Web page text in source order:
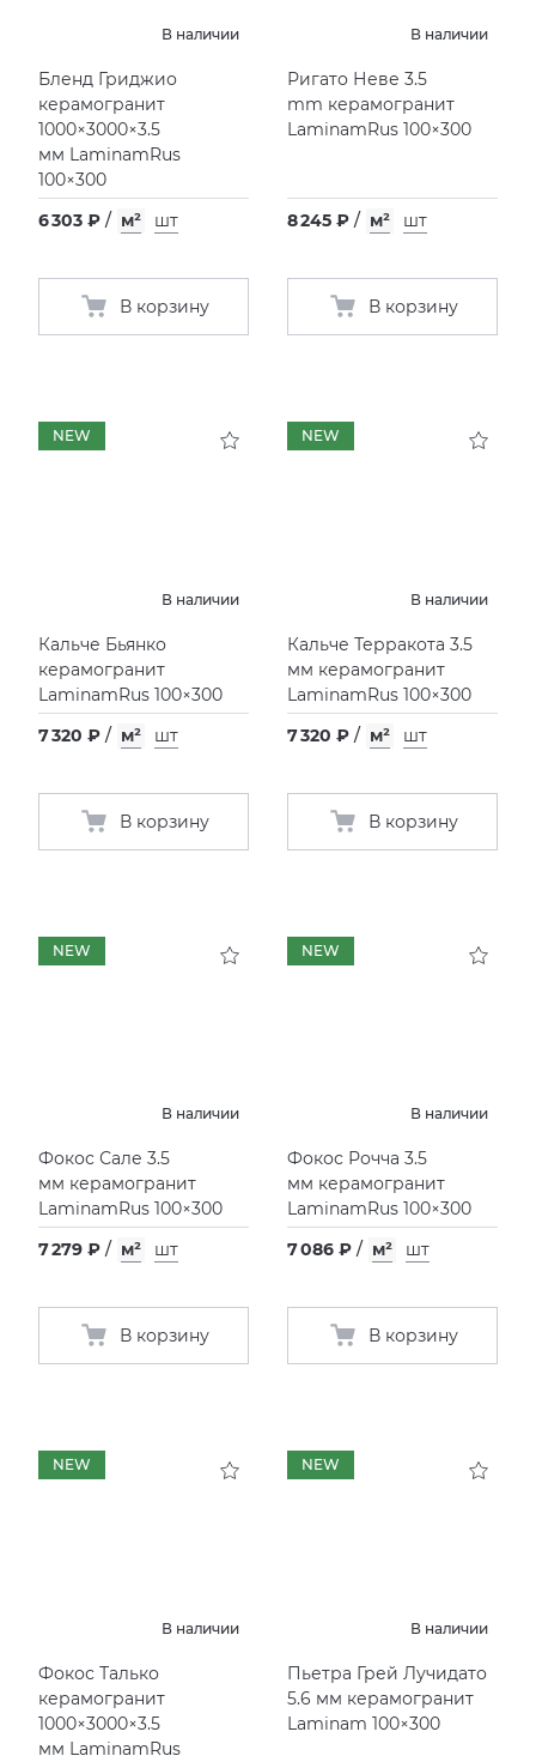
EQUIPE
FIANDRE
FIORANESE
GRESPANIA
IDALGO
PAMESA
PERONDA
SANT’AGOSTINO
УРАЛЬСКИЙ ГРАНИТ
ШКАФЫ И ПЕНАЛЫ
ДУШЕВЫЕ ОГРАЖДЕНИЯ
ИНСТАЛЛЯЦИИ И КЛАВИШИ СМЫВА
ОБОГРЕВАТЕЛИ
ПЛАСТИНЫ ИЗ ИСКУССТВЕННОГО КАМНЯ
ПОДДОНЫ
ПОЛОТЕНЦЕСУШИТЕЛИ
УНИТАЗЫ И ПИCCУАРЫ
ПРОФИЛИ И ПЛИНТУСЫ
РЕМОНТНЫЕ СОСТАВЫ ДЛЯ БЕТОНА
СИСТЕМА ВЫРАВНИВАНИЯ
В наличии
Бленд Гриджио
керамогранит
1000×3000×3.5
мм LaminamRus
100×300
6 303 ₽ / м² шт
В корзину
В наличии
Ригато Неве 3.5
mm керамогранит
LaminamRus 100×300
8 245 ₽ / м² шт
В корзину
NEW
В наличии
Кальче Бьянко
керамогранит
LaminamRus 100×300
7 320 ₽ / м² шт
В корзину
NEW
В наличии
Кальче Терракота 3.5
мм керамогранит
LaminamRus 100×300
7 320 ₽ / м² шт
В корзину
NEW
В наличии
Фокос Сале 3.5
мм керамогранит
LaminamRus 100×300
7 279 ₽ / м² шт
В корзину
NEW
В наличии
Фокос Рочча 3.5
мм керамогранит
LaminamRus 100×300
7 086 ₽ / м² шт
В корзину
NEW
В наличии
Фокос Талько
керамогранит
1000×3000×3.5
мм LaminamRus
NEW
В наличии
Пьетра Грей Лучидато
5.6 мм керамогранит
Laminam 100×300